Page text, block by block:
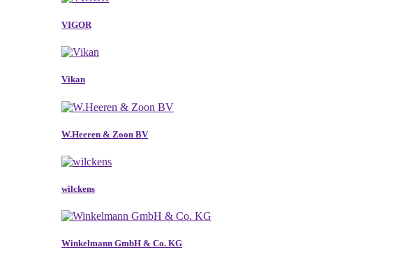
VIGOR
Vikan
W.Heeren & Zoon BV
wilckens
Winkelmann GmbH & Co. KG